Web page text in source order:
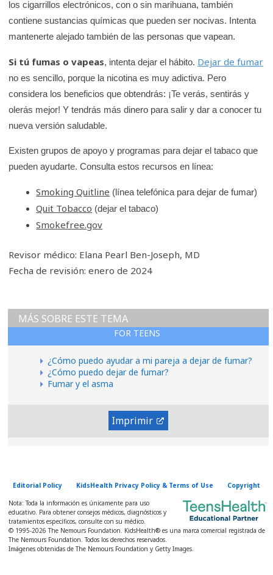
los cigarrillos electrónicos, con o sin marihuana, también
contiene sustancias químicas que pueden ser nocivas. Intenta
mantenerte alejado también de las personas que vapean.
Si tú fumas o vapeas, intenta dejar el hábito. Dejar de fumar
no es sencillo, porque la nicotina es muy adictiva. Pero
considera los beneficios que obtendrás: ¡Te verás, sentirás y
olerás mejor! Y tendrás más dinero para salir y dar a conocer tu
nueva versión saludable.
Existen grupos de apoyo y programas para dejar el tabaco que
pueden ayudarte. Consulta estos recursos en línea:
Smoking Quitline (línea telefónica para dejar de fumar)
Quit Tobacco (dejar el tabaco)‎
Smokefree.gov
Revisor médico: Elana Pearl Ben-Joseph, MD
Fecha de revisión: enero de 2024
FOR TEENS
MÁS SOBRE ESTE TEMA
¿Cómo puedo ayudar a mi pareja a dejar de fumar?
¿Cómo puedo dejar de fumar?
Fumar y el asma
Imprimir
Editorial Policy KidsHealth Privacy Policy & Terms of Use Copyright
Nota: Toda la información es únicamente para uso
educativo. Para obtener consejos médicos, diagnósticos y
tratamientos específicos, consulte con su médico.
© 1995-2026 The Nemours Foundation. KidsHealth® es una marca comercial registrada de
The Nemours Foundation. Todos los derechos reservados.
Imágenes obtenidas de The Nemours Foundation y Getty Images.